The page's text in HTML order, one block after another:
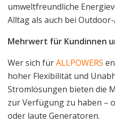
umweltfreundliche
Alltag als auch bei
Mehrwert für Kundinnen
Wer sich fürALLPOWERS
hoher Flexibilität und
Stromlösungen bieten die
zur Verfügung zu haben –
oder laute Generatoren.